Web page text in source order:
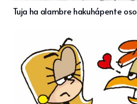
Tuja ha alambre hakuhápente oso